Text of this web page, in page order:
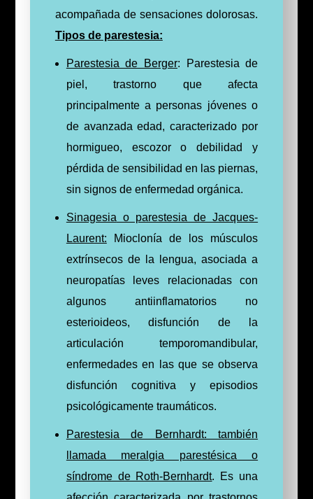
acompañada de sensaciones dolorosas.
Tipos de parestesia:
Parestesia de Berger: Parestesia de
piel, ​ trastorno que afecta
principalmente a personas jóvenes o
de avanzada edad, caracterizado por
hormigueo, escozor o debilidad y
pérdida de sensibilidad en las piernas,
sin signos de enfermedad orgánica.
Sinagesia ​ o parestesia de Jacques-
Laurent: Mioclonía de los músculos
extrínsecos de la lengua, asociada a
neuropatías leves relacionadas con
algunos antiinflamatorios no
esterioideos, disfunción de la
articulación temporomandibular,
enfermedades en las que se observa
disfunción cognitiva y episodios
psicológicamente traumáticos.
Parestesia de Bernhardt: también
llamada meralgia parestésica o
síndrome de Roth-Bernhardt. Es una